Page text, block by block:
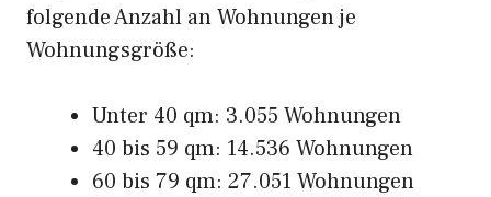
folgende Anzahl an Wohnungen je
Wohnungsgröße:
Unter 40 qm: 3.055 Wohnungen
40 bis 59 qm: 14.536 Wohnungen
60 bis 79 qm: 27.051 Wohnungen